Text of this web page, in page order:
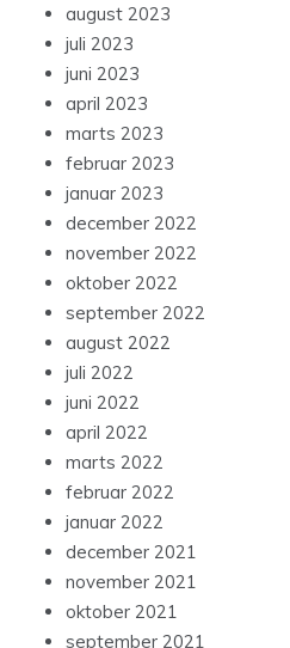
august 2023
juli 2023
juni 2023
april 2023
marts 2023
februar 2023
januar 2023
december 2022
november 2022
oktober 2022
september 2022
august 2022
juli 2022
juni 2022
april 2022
marts 2022
februar 2022
januar 2022
december 2021
november 2021
oktober 2021
september 2021